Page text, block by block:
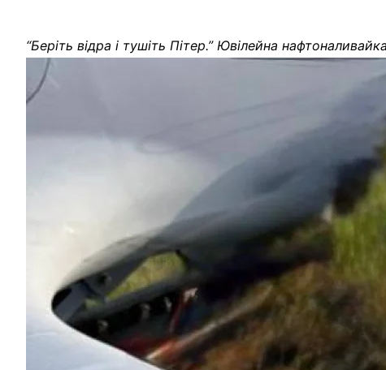
“Беріть відра і тушіть Пітер.” Ювілейна